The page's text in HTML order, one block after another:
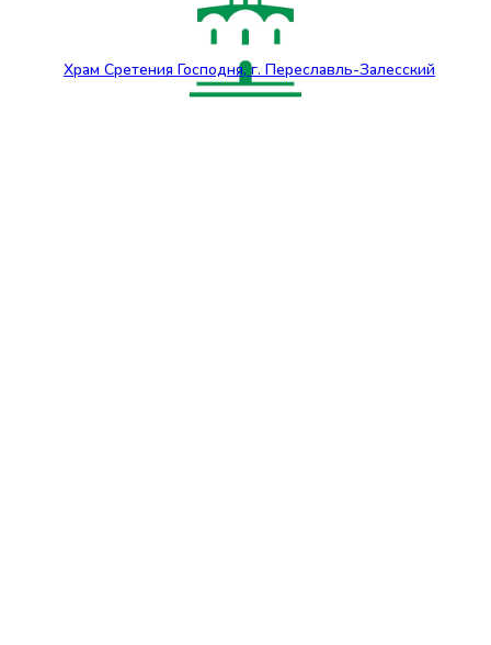
Храм Сретения Господня, г. Переславль-Залесский